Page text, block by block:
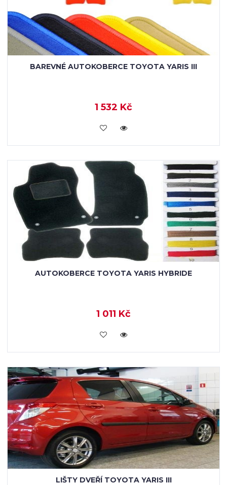
BAREVNÉ AUTOKOBERCE TOYOTA YARIS III
1 532 Kč
KOUPIT
AUTOKOBERCE TOYOTA YARIS HYBRIDE
1 011 Kč
KOUPIT
LIŠTY DVEŘÍ TOYOTA YARIS III